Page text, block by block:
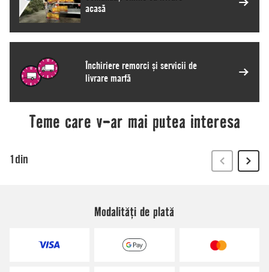
Modalități de plată